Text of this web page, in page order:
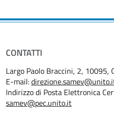
CONTATTI
Largo Paolo Braccini, 2, 10095,
E-mail:
Indirizzo di Posta Elettronica
samev@pec.unito.it